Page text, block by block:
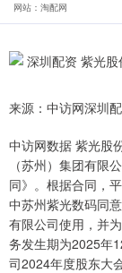
网站：淘配网
来源：中访网深圳
中访网数据 紫光股
（苏州）集团有限
同》。根据合同，
中苏州紫光数码同
有限公司使用，并
务发生期为2025年
司2024年度股东大